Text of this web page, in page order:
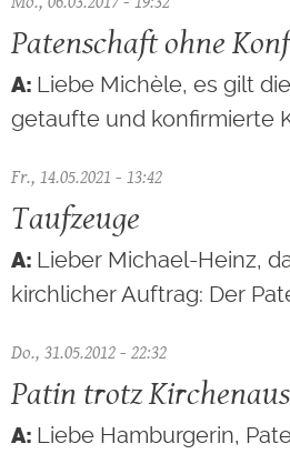
Patenschaft ohne
Liebe Michèle, es gilt
getaufte und konfirmierte
Fr., 14.05.2021 - 13:42
Taufzeuge
Lieber Michael-Heinz,
kirchlicher Auftrag: Der
Do., 31.05.2012 - 22:32
Patin trotz
Liebe Hamburgerin,